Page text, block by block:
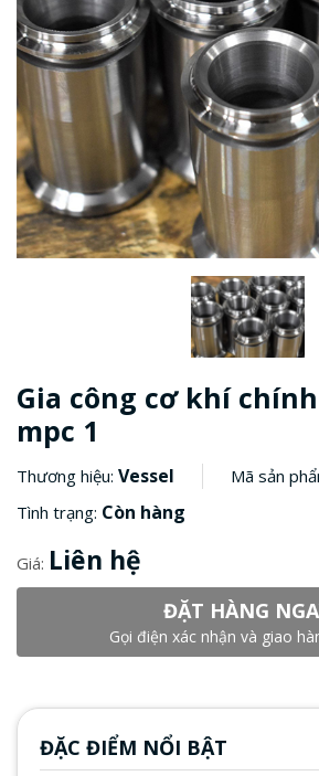
Gia công cơ khí
mpc 1
Thương hiệu: Vessel Mã sản
Tình trạng: Còn hàng
Giá: Liên hệ
ĐẶT HÀNG
Gọi điện xác nhận và giao
ĐẶC ĐIỂM NỔI BẬT